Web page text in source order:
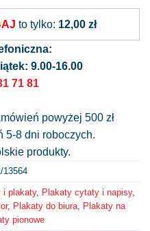
to tylko: 12,00 zł
9.00-16.00
71 81
powyżej 500 zł
5-8 dni roboczych.
produkty.
13564
i plakaty, Plakaty cytaty i napisy,
, Plakaty do biura
Plakaty na
pionowe